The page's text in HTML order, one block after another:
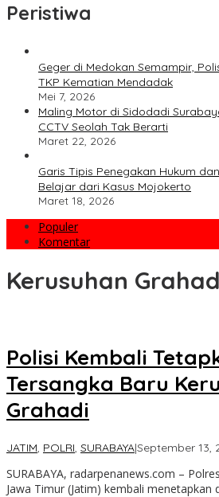
Peristiwa
Geger di Medokan Semampir,
TKP Kematian Mendadak
Mei 7, 2026
Maling Motor di Sidodadi
CCTV Seolah Tak Berarti
Maret 22, 2026
Garis Tipis Penegakan Hukum
Belajar dari Kasus Mojokerto
Maret 18, 2026
Populer
Komentar
Kerusuhan
Polisi Kembali
Tersangka Baru
Grahadi
JATIM, POLRI, SURABAYA|September 13,
SURABAYA, radarpenanews.com –
Jawa Timur (Jatim) kembali menetapkan